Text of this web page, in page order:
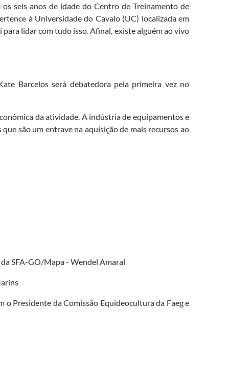
seis anos de idade do Centro de Treinamento de
à Universidade do Cavalo (UC) localizada em
para lidar com tudo isso. Afinal, existe alguém ao vivo
Barcelos será debatedora pela primeira vez no
da atividade. A indústria de equipamentos e
são um entrave na aquisição de mais recursos ao
SFA-GO/Mapa - Wendel Amaral
Presidente da Comissão Equideocultura da Faeg e